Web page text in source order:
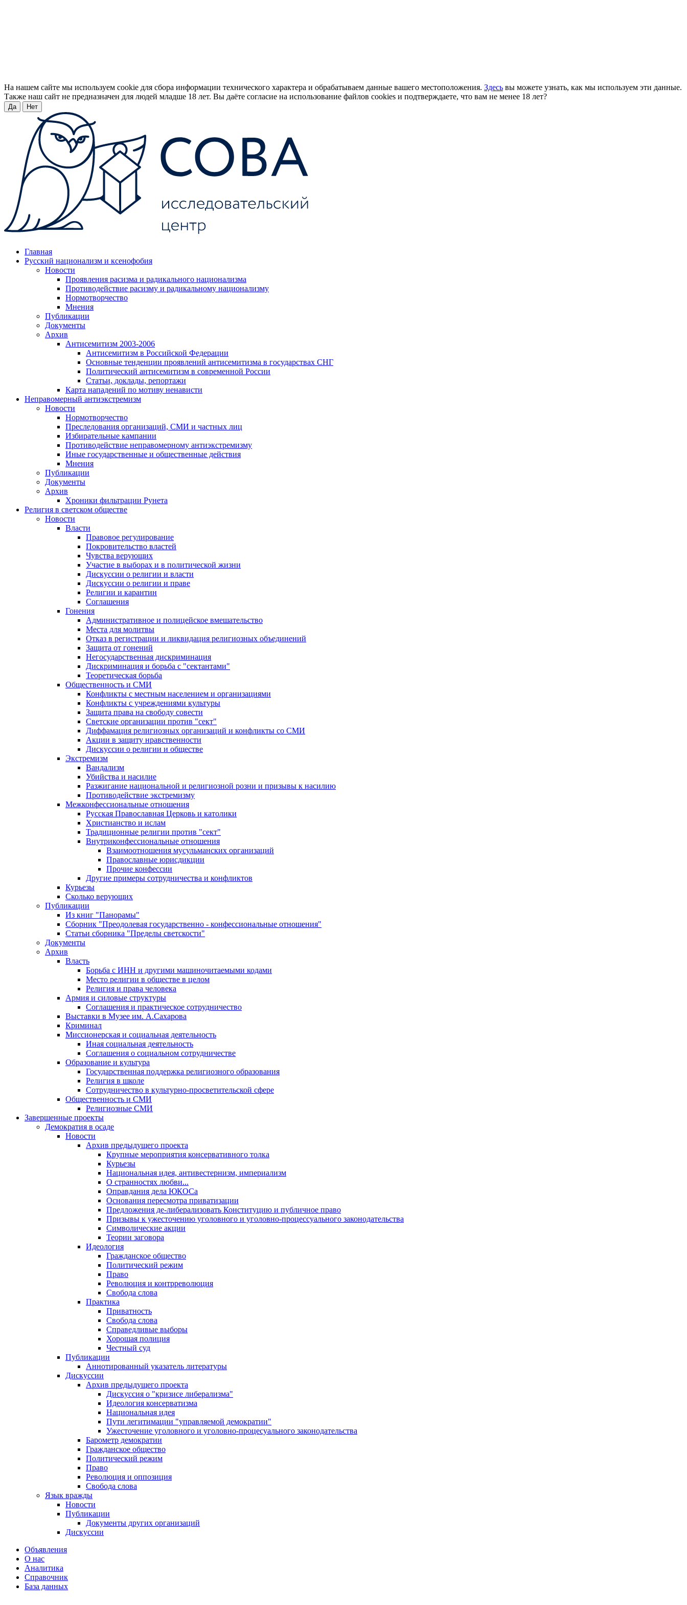
На нашем сайте мы используем cookie для сбора информации технического характера и обрабатываем данные вашего местоположения. Здесь вы можете узнать, как мы используем эти данные.
Также наш сайт не предназначен для людей младше 18 лет. Вы даёте согласие на использование файлов cookies и подтверждаете, что вам не менее 18 лет?
Да Нет
Главная
Русский национализм и ксенофобия
Новости
Проявления расизма и радикального национализма
Противодействие расизму и радикальному национализму
Нормотворчество
Мнения
Публикации
Документы
Архив
Антисемитизм 2003-2006
Антисемитизм в Российской Федерации
Основные тенденции проявлений антисемитизма в государствах СНГ
Политический антисемитизм в современной России
Статьи, доклады, репортажи
Карта нападений по мотиву ненависти
Неправомерный антиэкстремизм
Новости
Нормотворчество
Преследования организаций, СМИ и частных лиц
Избирательные кампании
Противодействие неправомерному антиэкстремизму
Иные государственные и общественные действия
Мнения
Публикации
Документы
Архив
Хроники фильтрации Рунета
Религия в светском обществе
Новости
Власти
Правовое регулирование
Покровительство властей
Чувства верующих
Участие в выборах и в политической жизни
Дискуссии о религии и власти
Дискуссии о религии и праве
Религии и карантин
Соглашения
Гонения
Административное и полицейское вмешательство
Места для молитвы
Отказ в регистрации и ликвидация религиозных объединений
Защита от гонений
Негосударственная дискриминация
Дискриминация и борьба с "сектантами"
Теоретическая борьба
Общественность и СМИ
Конфликты с местным населением и организациями
Конфликты с учреждениями культуры
Защита права на свободу совести
Светские организации против "сект"
Диффамация религиозных организаций и конфликты со СМИ
Акции в защиту нравственности
Дискуссии о религии и обществе
Экстремизм
Вандализм
Убийства и насилие
Разжигание национальной и религиозной розни и призывы к насилию
Противодействие экстремизму
Межконфессиональные отношения
Русская Православная Церковь и католики
Христианство и ислам
Традиционные религии против "сект"
Внутриконфессиональные отношения
Взаимоотношения мусульманских организаций
Православные юрисдикции
Прочие конфессии
Другие примеры сотрудничества и конфликтов
Курьезы
Сколько верующих
Публикации
Из книг "Панорамы"
Сборник "Преодолевая государственно - конфессиональные отношения"
Статьи сборника "Пределы светскости"
Документы
Архив
Власть
Борьба с ИНН и другими машиночитаемыми кодами
Место религии в обществе в целом
Религия и права человека
Армия и силовые структуры
Соглашения и практическое сотрудничество
Выставки в Музее им. А.Сахарова
Криминал
Миссионерская и социальная деятельность
Иная социальная деятельность
Соглашения о социальном сотрудничестве
Образование и культура
Государственная поддержка религиозного образования
Религия в школе
Сотрудничество в культурно-просветительской сфере
Общественность и СМИ
Религиозные СМИ
Завершенные проекты
Демократия в осаде
Новости
Архив предыдущего проекта
Крупные мероприятия консервативного толка
Курьезы
Национальная идея, антивестернизм, империализм
О странностях любви...
Оправдания дела ЮКОСа
Основания пересмотра приватизации
Предложения де-либерализовать Конституцию и публичное право
Призывы к ужесточению уголовного и уголовно-процессуального законодательства
Символические акции
Теории заговора
Идеология
Гражданское общество
Политический режим
Право
Революция и контрреволюция
Свобода слова
Практика
Приватность
Свобода слова
Справедливые выборы
Хорошая полиция
Честный суд
Публикации
Аннотированный указатель литературы
Дискуссии
Архив предыдущего проекта
Дискуссия о "кризисе либерализма"
Идеология консерватизма
Национальная идея
Пути легитимации "управляемой демократии"
Ужесточение уголовного и уголовно-процесуального законодательства
Барометр демократии
Гражданское общество
Политический режим
Право
Революция и оппозиция
Свобода слова
Язык вражды
Новости
Публикации
Документы других организаций
Дискуссии
Объявления
О нас
Аналитика
Справочник
База данных